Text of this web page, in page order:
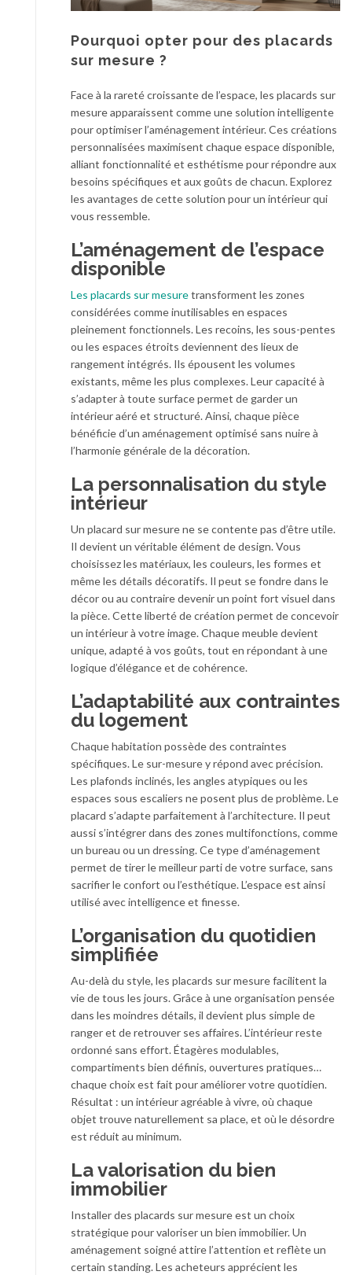
Pourquoi opter pour des placards
sur mesure ?
Face à la rareté croissante de l’espace, les placards sur
mesure apparaissent comme une solution intelligente
pour optimiser l’aménagement intérieur. Ces créations
personnalisées maximisent chaque espace disponible,
alliant fonctionnalité et esthétisme pour répondre aux
besoins spécifiques et aux goûts de chacun. Explorez
les avantages de cette solution pour un intérieur qui
vous ressemble.
L’aménagement de l’espace
disponible
Les placards sur mesuretransforment les zones
considérées comme inutilisables en espaces
pleinement fonctionnels. Les recoins, les sous-pentes
ou les espaces étroits deviennent des lieux de
rangement intégrés. Ils épousent les volumes
existants, même les plus complexes. Leur capacité à
s’adapter à toute surface permet de garder un
intérieur aéré et structuré. Ainsi, chaque pièce
bénéficie d’un aménagement optimisé sans nuire à
l’harmonie générale de la décoration.
La personnalisation du style
intérieur
Un placard sur mesure ne se contente pas d’être utile.
Il devient un véritable élément de design. Vous
choisissez les matériaux, les couleurs, les formes et
même les détails décoratifs. Il peut se fondre dans le
décor ou au contraire devenir un point fort visuel dans
la pièce. Cette liberté de création permet de concevoir
un intérieur à votre image. Chaque meuble devient
unique, adapté à vos goûts, tout en répondant à une
logique d’élégance et de cohérence.
L’adaptabilité aux contraintes
du logement
Chaque habitation possède des contraintes
spécifiques. Le sur-mesure y répond avec précision.
Les plafonds inclinés, les angles atypiques ou les
espaces sous escaliers ne posent plus de problème. Le
placard s’adapte parfaitement à l’architecture. Il peut
aussi s’intégrer dans des zones multifonctions, comme
un bureau ou un dressing. Ce type d’aménagement
permet de tirer le meilleur parti de votre surface, sans
sacrifier le confort ou l’esthétique. L’espace est ainsi
utilisé avec intelligence et finesse.
L’organisation du quotidien
simplifiée
Au-delà du style, les placards sur mesure facilitent la
vie de tous les jours. Grâce à une organisation pensée
dans les moindres détails, il devient plus simple de
ranger et de retrouver ses affaires. L’intérieur reste
ordonné sans effort. Étagères modulables,
compartiments bien définis, ouvertures pratiques…
chaque choix est fait pour améliorer votre quotidien.
Résultat : un intérieur agréable à vivre, où chaque
objet trouve naturellement sa place, et où le désordre
est réduit au minimum.
La valorisation du bien
immobilier
Installer des placards sur mesure est un choix
stratégique pour valoriser un bien immobilier. Un
aménagement soigné attire l’attention et reflète un
certain standing. Les acheteurs apprécient les